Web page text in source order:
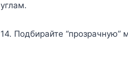
углам.
14. Подбирайте